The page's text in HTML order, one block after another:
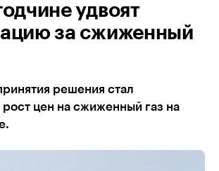
удвоят
за сжиженный
решения стал
цен на сжиженный газ на